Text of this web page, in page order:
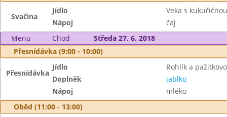
Svačina
Jídlo
Veka s
Nápoj
čaj
Menu
Chod
Středa 27. 6. 2018
Přesnídávka (9:00 - 10:00)
Přesnídávka
Jídlo
Rohlík a
Doplněk
jablko
Nápoj
mléko
Oběd (11:00 - 13:00)